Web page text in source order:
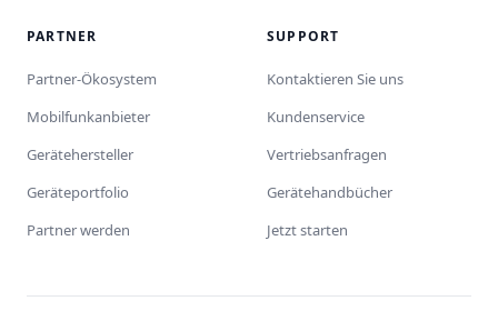
PARTNER
Partner-Ökosystem
Mobilfunkanbieter
Gerätehersteller
Geräteportfolio
Partner werden
SUPPORT
Kontaktieren Sie uns
Kundenservice
Vertriebsanfragen
Gerätehandbücher
Jetzt starten